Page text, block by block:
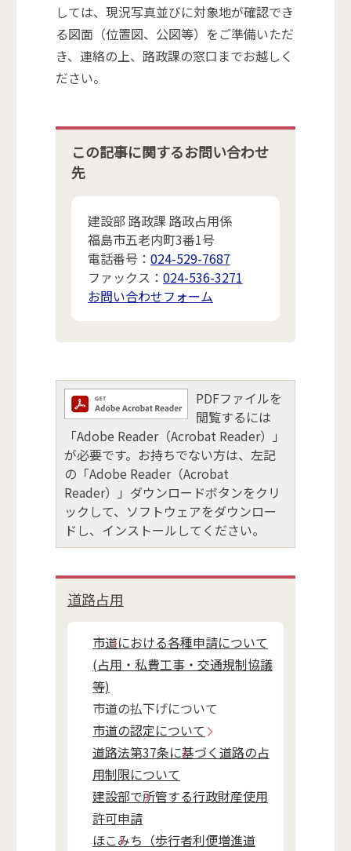
しては、現況写真並びに対象地が確認でき
る図面（位置図、公図等）をご準備いただ
き、連絡の上、路政課の窓口までお越しく
ださい。
この記事に関するお問い合わせ
先
建設部 路政課 路政占用係
福島市五老内町3番1号
電話番号： 024-529-7687
ファックス： 024-536-3271
お問い合わせフォーム
PDFファイルを
閲覧するには
「Adobe Reader（Acrobat Reader）」
が必要です。お持ちでない方は、左記
の「Adobe Reader（Acrobat
Reader）」ダウンロードボタンをクリ
ックして、ソフトウェアをダウンロー
ドし、インストールしてください。
道路占用
市道における各種申請について
(占用・私費工事・交通規制協議
等)
市道の払下げについて
市道の認定について
道路法第37条に基づく道路の占
用制限について
建設部で所管する行政財産使用
許可申請
ほこみち（歩行者利便増進道